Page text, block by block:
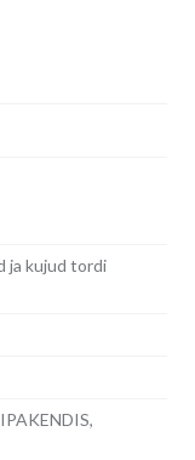
ja kujud tordi